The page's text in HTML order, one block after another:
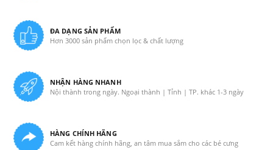
ĐA DẠNG SẢN PHẨM
Hơn 3000 sản phẩm chọn lọc & chất lượng
NHẬN HÀNG NHANH
Nội thành trong ngày. Ngoại thành | Tỉnh | TP. khác 1-3 ngày
HÀNG CHÍNH HÃNG
Cam kết hàng chính hãng, an tâm mua sắm cho các bé cưng